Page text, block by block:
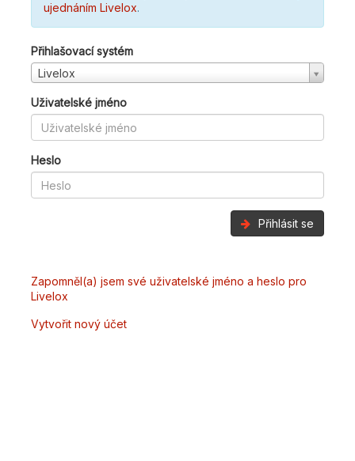
ujednáním Livelox.
Přihlašovací systém
Livelox
Uživatelské jméno
Heslo
Přihlásit se
Zapomněl(a) jsem své uživatelské jméno a heslo pro
Livelox
Vytvořit nový účet